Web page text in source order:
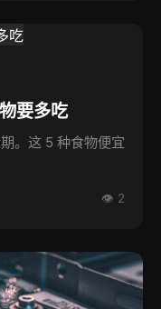
要多吃
。这 5 种食物便宜
👁 2